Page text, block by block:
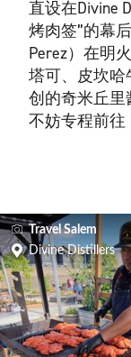
直设在Divine
烤肉签”的幕
Perez）在明
塔可、皮坎哈
创的奇米丘里
不妨专程前往
Travel Salem
Divine Distillers